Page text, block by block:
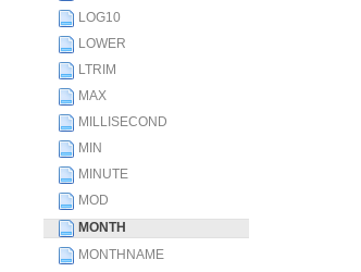
LOG10
LOWER
LTRIM
MAX
MILLISECOND
MIN
MINUTE
MOD
MONTH
MONTHNAME